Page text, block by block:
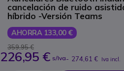
cancelación de ruido
híbrido -Versión Teams
AHORRA 133,00 €
359,95 €
226,95 € s/Iva- 274,61 € Iva incl.